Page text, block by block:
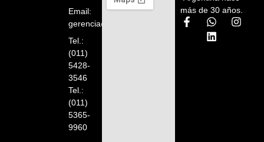
más de 30 años.
Email:
gerencia@orelion.com.ar
Tel.:
(011)
5428-
3546
Tel.:
(011)
5365-
9960